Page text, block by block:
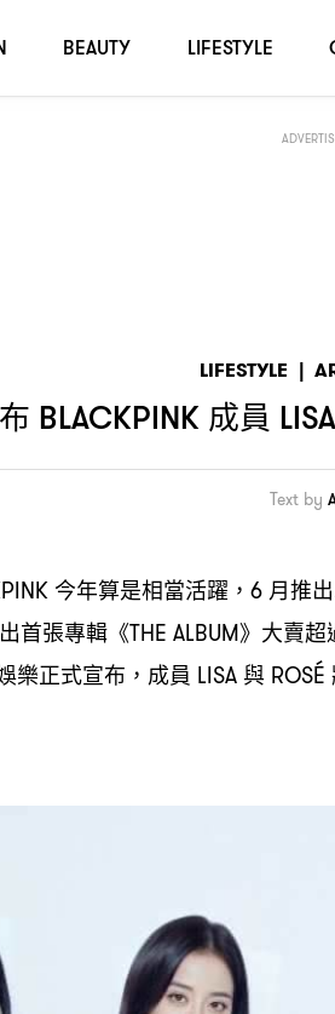
LIFESTYLE |
BLACKPINK 成員 LISA
Text by
今年算是相當活躍 ，6 月推
首張專輯《THE ALBUM》大賣超
樂正式宣布 ， 成員 LISA與 ROSÉ
BEAUTY LIFESTYLE
SOLO